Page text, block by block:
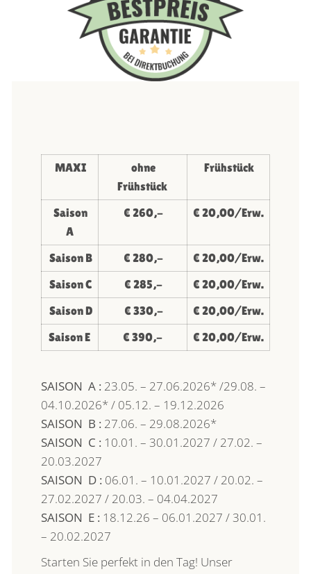
MAXI
ohne
Frühstück
Frühstück
Saison
A
€ 260,- € 20,00/Erw.
Saison B € 280,-
€ 20,00/Erw.
Saison C
€ 285,-
€ 20,00/Erw.
Saison D
€ 330,-
€ 20,00/Erw.
Saison E
€ 390,- € 20,00/Erw.
SAISON A : 23.05. – 27.06.2026* /29.08. –
04.10.2026* / 05.12. – 19.12.2026
SAISON B : 27.06. – 29.08.2026*
SAISON C : 10.01. – 30.01.2027 / 27.02. –
20.03.2027
SAISON D : 06.01. – 10.01.2027 / 20.02. –
27.02.2027 / 20.03. – 04.04.2027
SAISON E : 18.12.26 – 06.01.2027 / 30.01.
– 20.02.2027
Starten Sie perfekt in den Tag! Unser